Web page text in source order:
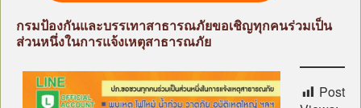
กรมป้องกันและบรรเทาสาธารณภัยขอเชิญทุกคนร่วมเป็น
ส่วนหนึ่งในการแจ้งเหตุสาธารณภัย
Post